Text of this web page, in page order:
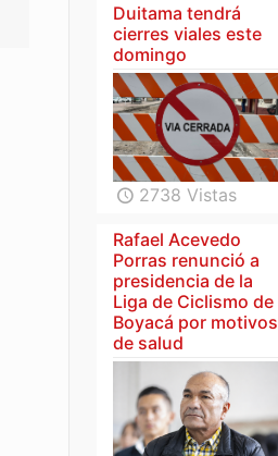
Duitama tendrá
cierres viales este
domingo
2738 Vistas
Rafael Acevedo
Porras renunció a
presidencia de la
Liga de Ciclismo de
Boyacá por motivos
de salud